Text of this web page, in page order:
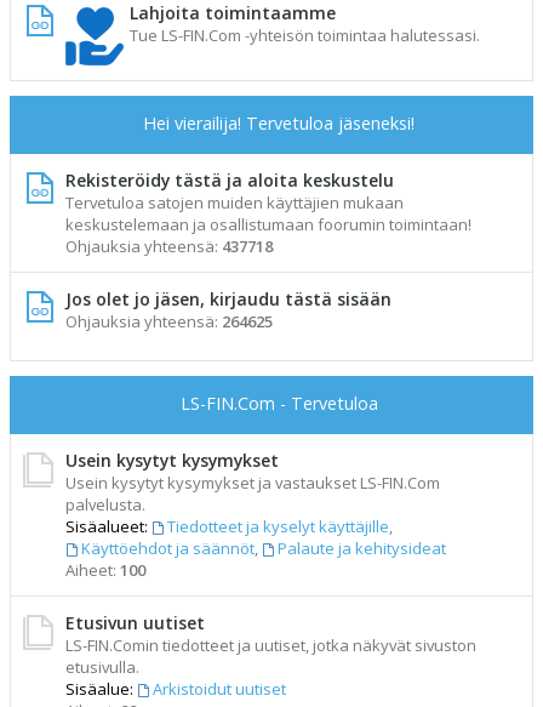
Lahjoita toimintaamme
Tue LS-FIN.Com -yhteisön toimintaa halutessasi.
Hei vierailija! Tervetuloa jäseneksi!
Rekisteröidy tästä ja aloita keskustelu
Tervetuloa satojen muiden käyttäjien mukaan
keskustelemaan ja osallistumaan foorumin toimintaan!
Ohjauksia yhteensä: 437718
Jos olet jo jäsen, kirjaudu tästä sisään
Ohjauksia yhteensä: 264625
LS-FIN.Com - Tervetuloa
Usein kysytyt kysymykset
Usein kysytyt kysymykset ja vastaukset LS-FIN.Com
palvelusta.
Sisäalueet:
Tiedotteet ja kyselyt käyttäjille,
Käyttöehdot ja säännöt,
Palaute ja kehitysideat
Aiheet: 100
Etusivun uutiset
LS-FIN.Comin tiedotteet ja uutiset, jotka näkyvät sivuston
etusivulla.
Sisäalue:
Arkistoidut uutiset